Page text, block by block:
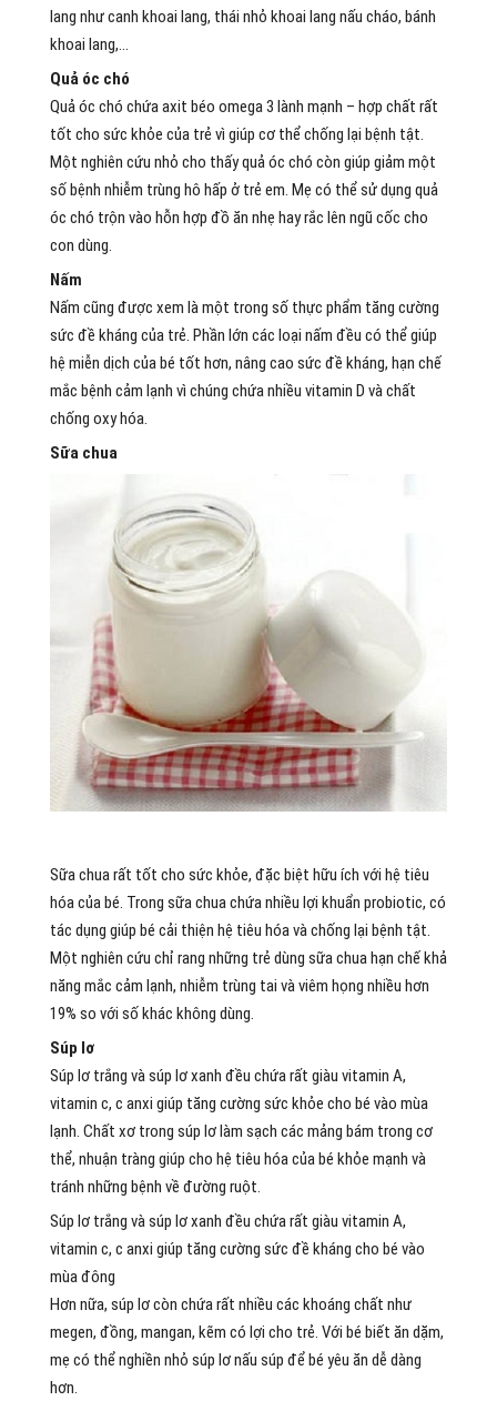
lang như canh khoai lang, thái nhỏ khoai lang nấu cháo, bánh
khoai lang,…
Quả óc chó
Quả óc chó chứa axit béo omega 3 lành mạnh – hợp chất rất
tốt cho sức khỏe của trẻ vì giúp cơ thể chống lại bệnh tật.
Một nghiên cứu nhỏ cho thấy quả óc chó còn giúp giảm một
số bệnh nhiễm trùng hô hấp ở trẻ em. Mẹ có thể sử dụng quả
óc chó trộn vào hỗn hợp đồ ăn nhẹ hay rắc lên ngũ cốc cho
con dùng.
Nấm
Nấm cũng được xem là một trong số thực phẩm tăng cường
sức đề kháng của trẻ. Phần lớn các loại nấm đều có thể giúp
hệ miễn dịch của bé tốt hơn, nâng cao sức đề kháng, hạn chế
mắc bệnh cảm lạnh vì chúng chứa nhiều vitamin D và chất
chống oxy hóa.
Sữa chua
Sữa chua rất tốt cho sức khỏe, đặc biệt hữu ích với hệ tiêu
hóa của bé. Trong sữa chua chứa nhiều lợi khuẩn probiotic, có
tác dụng giúp bé cải thiện hệ tiêu hóa và chống lại bệnh tật.
Một nghiên cứu chỉ rang những trẻ dùng sữa chua hạn chế khả
năng mắc cảm lạnh, nhiễm trùng tai và viêm họng nhiều hơn
19% so với số khác không dùng.
Súp lơ
Súp lơ trắng và súp lơ xanh đều chứa rất giàu vitamin A,
vitamin c, c anxi giúp tăng cường sức khỏe cho bé vào mùa
lạnh. Chất xơ trong súp lơ làm sạch các mảng bám trong cơ
thể, nhuận tràng giúp cho hệ tiêu hóa của bé khỏe mạnh và
tránh những bệnh về đường ruột.
Súp lơ trắng và súp lơ xanh đều chứa rất giàu vitamin A,
vitamin c, c anxi giúp tăng cường sức đề kháng cho bé vào
mùa đông
Hơn nữa, súp lơ còn chứa rất nhiều các khoáng chất như
megen, đồng, mangan, kẽm có lợi cho trẻ. Với bé biết ăn dặm,
mẹ có thể nghiền nhỏ súp lơ nấu súp để bé yêu ăn dễ dàng
hơn.